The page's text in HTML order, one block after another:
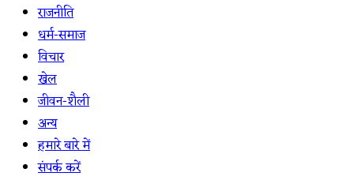
राजनीति
धर्म-समाज
विचार
खेल
जीवन-शैली
अन्य
हमारे बारे में
संपर्क करें